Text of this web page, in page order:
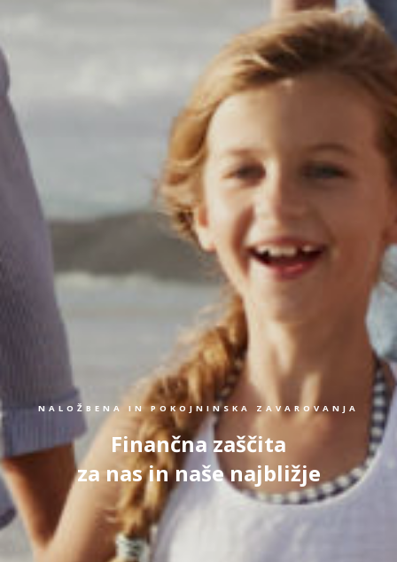
NALOŽBENA IN POKOJNINSKA ZAVAROVANJA
Finančna zaščita
za nas in naše najbližje